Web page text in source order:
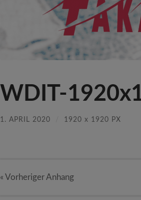
WDIT-
1. APRIL 2020 1920 x 1920 PX
« VorherigerAnhang